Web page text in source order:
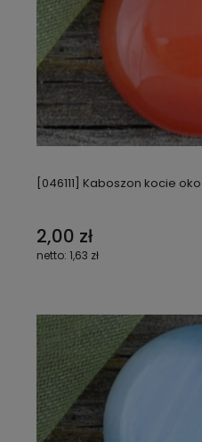
[046111] Kaboszon kocie
2,00 zł
1,63 zł